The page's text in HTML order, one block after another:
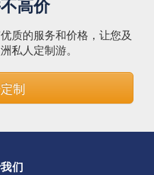
质的服务和价格，让您及
私人定制游。
制
们